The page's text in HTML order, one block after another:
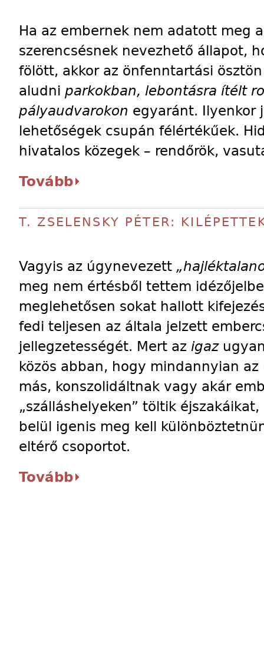
Ha az embernek nem adatott meg
szerencsésnek nevezhető állapot,
fölött, akkor az önfenntartási
aludni parkokban, lebontásra ítélt
pályaudvarokon egyaránt. Ilyenkor
lehetőségek csupán félértékűek.
hivatalos közegek – rendőrök,
Tovább
T. ZSELENSKY PÉTER:
Vagyis az úgynevezett
meg nem értésből tettem
meglehetősen sokat hallott
fedi teljesen az általa jelzett
jellegzetességét. Mert az igaz
közös abban, hogy mindannyian
más, konszolidáltnak vagy akár
„szálláshelyeken” töltik éjszakáikat,
belül igenis meg kell
eltérő csoportot.
Tovább